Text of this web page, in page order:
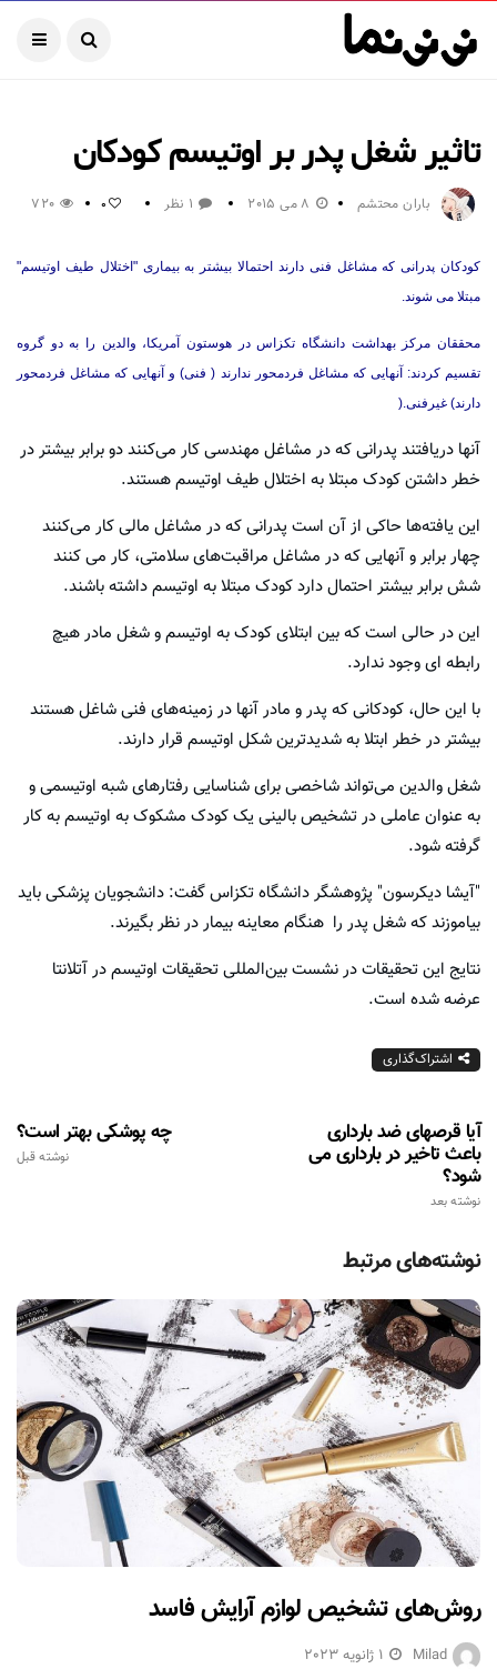
تاثیر شغل پدر بر اوتیسم کودکان
باران محتشم 8 می 2015 1 نظر 0
720
کودکان پدرانی که مشاغل فنی دارند احتمالا بیشتر به بیماری "اختلال طیف اوتیسم"
مبتلا می شوند.
محققان مرکز بهداشت دانشگاه تکزاس در هوستون آمریکا، والدین را به دو گروه
تقسیم کردند: آنهایی که مشاغل فردمحور ندارند ( فنی) و آنهایی که مشاغل فردمحور
دارند) غیرفنی.(
آنها دریافتند پدرانی که در مشاغل مهندسی کار می‌کنند دو برابر بیشتر در
خطر داشتن کودک مبتلا به اختلال طیف اوتیسم هستند.
این یافته‌ها حاکی از آن است پدرانی که در مشاغل مالی کار می‌کنند
چهار برابر و آنهایی که در مشاغل مراقبت‌های سلامتی، کار می کنند
شش برابر بیشتر احتمال دارد کودک مبتلا به اوتیسم داشته باشند.
این در حالی است که بین ابتلای کودک به اوتیسم و شغل مادر هیچ
رابطه ای وجود ندارد.
با این حال، کودکانی که پدر و مادر آنها در زمینه‌های فنی شاغل هستند
بیشتر در خطر ابتلا به شدیدترین شکل اوتیسم قرار دارند.
شغل والدین می‌تواند شاخصی برای شناسایی رفتارهای شبه اوتیسمی و
به عنوان عاملی در تشخیص بالینی یک کودک مشکوک به اوتیسم به کار
گرفته شود.
"آیشا دیکرسون" پژوهشگر دانشگاه تکزاس گفت: دانشجویان پزشکی باید
بیاموزند که شغل پدر را هنگام معاینه بیمار در نظر بگیرند.
نتایج این تحقیقات در نشست بین‌المللی تحقیقات اوتیسم در آتلانتا
عرضه شده است.
اشتراک‌گذاری
چه پوشکی بهتر است؟
نوشته قبل
آیا قرصهای ضد بارداری
باعث تاخیر در بارداری می
شود؟
نوشته بعد
نوشته‌های مرتبط
روش‌های تشخیص لوازم آرایش فاسد
Milad 1 ژانویه 2023